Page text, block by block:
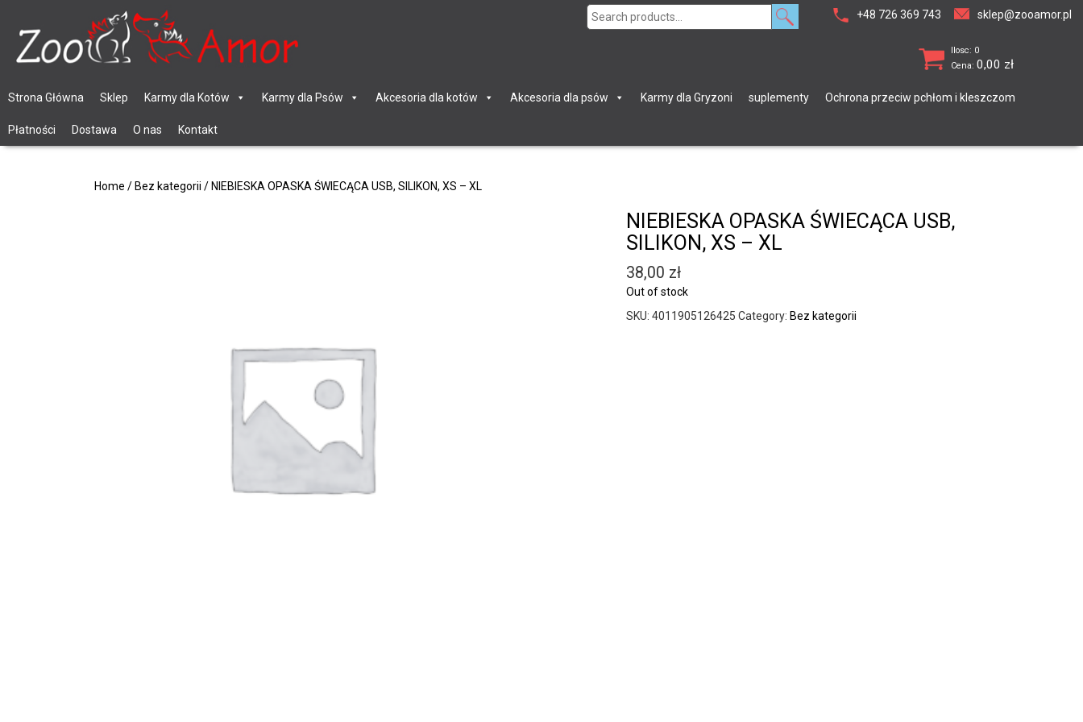
+48 726 369 743 sklep@zooamor.pl
Search
Ilosc: 0
Cena: 0,00 zł
Strona Główna Sklep Karmy dla Kotów Karmy dla Psów Akcesoria dla kotów Akcesoria dla psów Karmy dla Gryzoni suplementy Ochrona przeciw pchłom i kleszczom
Płatności Dostawa O nas Kontakt
Home / Bez kategorii / NIEBIESKA OPASKA ŚWIECĄCA USB, SILIKON, XS – XL
NIEBIESKA OPASKA ŚWIECĄCA USB,
SILIKON, XS – XL
38,00 zł
Out of stock
SKU: 4011905126425 Category: Bez kategorii